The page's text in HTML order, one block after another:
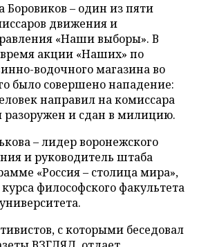
Боровиков – один из пяти
движения и
«Наши выборы». В
акции «Наших» по
водочного магазина во
было совершено нападение:
направил на комиссара
разоружен и сдан в милицию.
– лидер воронежского
и руководитель штаба
«Россия – столица мира»,
философского факультета
с которыми беседовал